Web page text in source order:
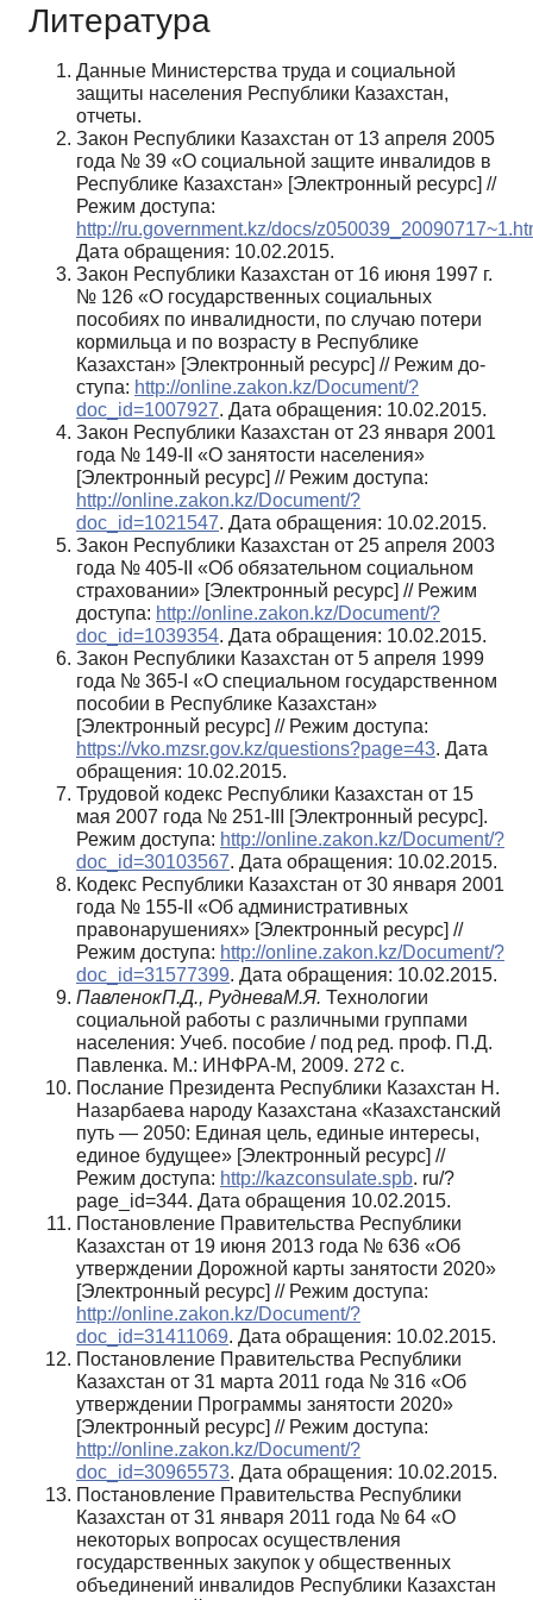
Литература
Данные Министерства труда и социальной
защиты населения Республики Казахстан,
отчеты.
Закон Республики Казахстан от 13 апреля 2005
года № 39 «О социальной защите инвалидов в
Республике Казахстан» [Электронный ресурс] //
Режим доступа:
http://ru.government.kz/docs/
Дата обращения: 10.02.2015.
Закон Республики Казахстан от 16 июня 1997 г.
№ 126 «О государственных социальных
пособиях по инвалид­ности, по случаю потери
кормильца и по возрасту в Республике
Казахстан» [Электронный ресурс] // Режим до­
ступа: http://online.zakon.kz/Document/?
doc_id=1007927. Дата обращения: 10.02.2015.
Закон Республики Казахстан от 23 января 2001
года № 149-II «О занятости населения»
[Электронный ресурс] // Режим доступа:
http://online.zakon.kz/Document/?
doc_id=1021547. Дата обращения: 10.02.2015.
Закон Республики Казахстан от 25 апреля 2003
года № 405-II «Об обязательном социальном
страховании» [Электронный ресурс] // Режим
доступа: http://online.zakon.kz/Document/?
doc_id=1039354. Дата обращения: 10.02.2015.
Закон Республики Казахстан от 5 апреля 1999
года № 365-I «О специальном государственном
пособии в Республике Казахстан»
[Электронный ресурс] // Режим доступа:
https://vko.mzsr.gov.kz/questions?page=43. Дата
обращения: 10.02.2015.
Трудовой кодекс Республики Казахстан от 15
мая 2007 года № 251-III [Электронный ресурс].
Режим доступа: http://online.zakon.kz/Document/?
doc_id=30103567. Дата обращения: 10.02.2015.
Кодекс Республики Казахстан от 30 января 2001
года № 155-II «Об административных
правонарушениях» [Электрон­ный ресурс] //
Режим доступа: http://online.zakon.kz/Document/?
doc_id=31577399. Дата обращения: 10.02.2015.
ПавленокП.Д., РудневаМ.Я. Технологии
социальной работы с различными группами
населения: Учеб. посо­бие / под ред. проф. П.Д.
Павленка. М.: ИНФРА-М, 2009. 272 с.
Послание Президента Республики Казахстан Н.
Назарбаева народу Казахстана «Казахстанский
путь — 2050: Единая цель, единые интересы,
единое будущее» [Электронный ресурс] //
Режим доступа: http://kazconsulate.spb. ru/?
page_id=344. Дата обращения 10.02.2015.
Постановление Правительства Республики
Казахстан от 19 июня 2013 года № 636 «Об
утверждении Дорожной карты занятости 2020»
[Электронный ресурс] // Режим доступа:
http://online.zakon.kz/Document/?
doc_id=31411069. Дата обращения: 10.02.2015.
Постановление Правительства Республики
Казахстан от 31 марта 2011 года № 316 «Об
утверждении Программы занятости 2020»
[Электронный ресурс] // Режим доступа:
http://online.zakon.kz/Document/?
doc_id=30965573. Дата обращения: 10.02.2015.
Постановление Правительства Республики
Казахстан от 31 января 2011 года № 64 «О
некоторых вопросах осу­ществления
государственных закупок у общественных
объединений инвалидов Республики Казахстан